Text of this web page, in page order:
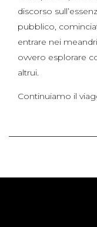
discorso
pubblico,
entrare nei
ovvero esplorare
altrui.
Continuiamo il